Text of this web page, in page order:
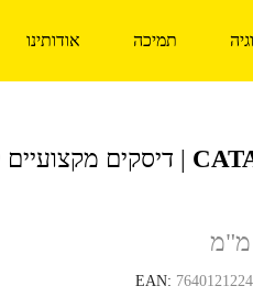
תמיכה אודותינו
| דיסקים
EAN: